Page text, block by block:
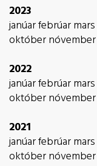
2023
janúarfebrúarmars
októbernóvember
2022
janúarfebrúarmars
októbernóvember
2021
janúarfebrúarmars
októbernóvember